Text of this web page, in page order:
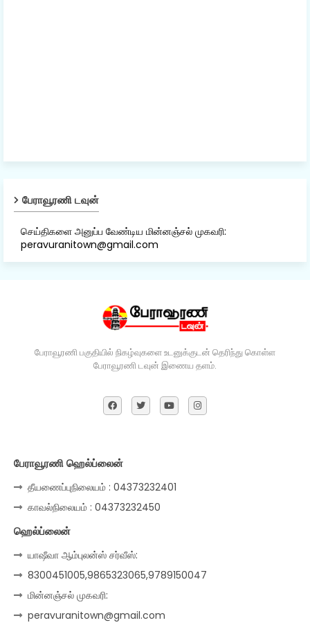
பேராவூரணி டவுன்
செய்திகளை அனுப்ப வேண்டிய மின்னஞ்சல் முகவரி:
peravuranitown@gmail.com
பேராவூரணி பகுதியில் நிகழ்வுகளை உடனுக்குடன் தெரிந்து கொள்ள
பேராவூரணி டவுன் இணைய தளம்.
பேராவூரணி ஹெல்ப்லைன்
தீயணைப்புநிலையம் : 04373232401
காவல்நிலையம் : 04373232450
ஹெல்ப்லைன்
யாஷீவா ஆம்புலன்ஸ் சர்வீஸ்:
8300451005,9865323065,9789150047
மின்னஞ்சல் முகவரி:
peravuranitown@gmail.com